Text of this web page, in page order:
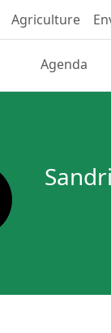
Agriculture
Agenda